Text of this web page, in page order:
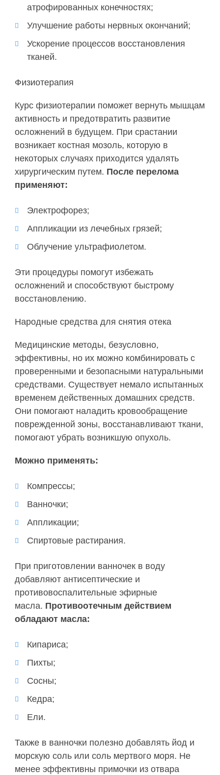
атрофированных конечностях;
Улучшение работы нервных окончаний;
Ускорение процессов восстановления
тканей.
Физиотерапия
Курс физиотерапии поможет вернуть мышцам
активность и предотвратить развитие
осложнений в будущем. При срастании
возникает костная мозоль, которую в
некоторых случаях приходится удалять
хирургическим путем. После перелома
применяют:
Электрофорез;
Аппликации из лечебных грязей;
Облучение ультрафиолетом.
Эти процедуры помогут избежать
осложнений и способствуют быстрому
восстановлению.
Народные средства для снятия отека
Медицинские методы, безусловно,
эффективны, но их можно комбинировать с
проверенными и безопасными натуральными
средствами. Существует немало испытанных
временем действенных домашних средств.
Они помогают наладить кровообращение
поврежденной зоны, восстанавливают ткани,
помогают убрать возникшую опухоль.
Можно применять:
Компрессы;
Ванночки;
Аппликации;
Спиртовые растирания.
При приготовлении ванночек в воду
добавляют антисептические и
противовоспалительные эфирные
масла. Противоотечным действием
обладают масла:
Кипариса;
Пихты;
Сосны;
Кедра;
Ели.
Также в ванночки полезно добавлять йод и
морскую соль или соль мертвого моря. Не
менее эффективны примочки из отвара